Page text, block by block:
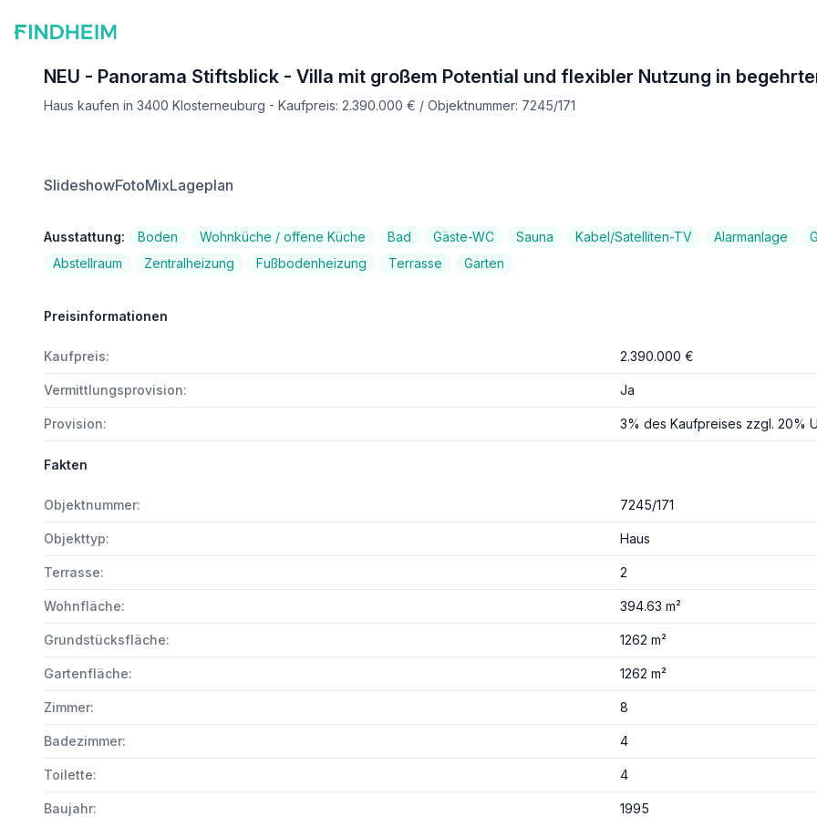
NEU - Panorama Stiftsblick - Villa mit großem Potential und flexibler Nutzung in
Haus kaufen in 3400 Klosterneuburg - Kaufpreis: 2.390.000 € / Objektnummer: 7245/171
SlideshowFotoMixLageplan
Ausstattung: Boden Wohnküche / offene Küche Bad Gäste-WC Sauna Kabel/Satelliten-TV Alarmanlage
Abstellraum
Zentralheizung Fußbodenheizung Terrasse Garten
Preisinformationen
Kaufpreis: 2.390.000 €
Vermittlungsprovision: Ja
Provision: 3% des Kaufpreises zzgl. 20%
Fakten
Objektnummer: 7245/171
Objekttyp: Haus
Terrasse: 2
Wohnfläche: 394.63 m²
Grundstücksfläche: 1262 m²
Gartenfläche: 1262 m²
Zimmer: 8
Badezimmer: 4
Toilette: 4
Baujahr: 1995